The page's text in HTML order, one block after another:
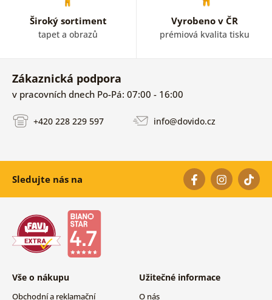
Široký sortiment
tapet a obrazů
Vyrobeno v ČR
prémiová kvalita tisku
Zákaznická podpora
v pracovních dnech Po-Pá: 07:00 - 16:00
+420 228 229 597 info@dovido.cz
Sledujte nás na
Vše o nákupu
Obchodní a reklamační
Užitečné informace
O nás